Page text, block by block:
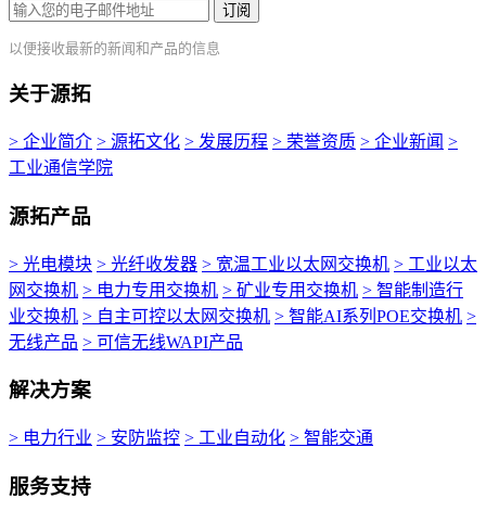
订阅
以便接收最新的新闻和产品的信息
关于源拓
> 企业简介 > 源拓文化 > 发展历程 > 荣誉资质 > 企业新闻 >
工业通信学院
源拓产品
> 光电模块 > 光纤收发器 > 宽温工业以太网交换机 > 工业以太
网交换机 > 电力专用交换机 > 矿业专用交换机 > 智能制造行
业交换机 > 自主可控以太网交换机 > 智能AI系列POE交换机 >
无线产品 > 可信无线WAPI产品
解决方案
> 电力行业 > 安防监控 > 工业自动化 > 智能交通
服务支持